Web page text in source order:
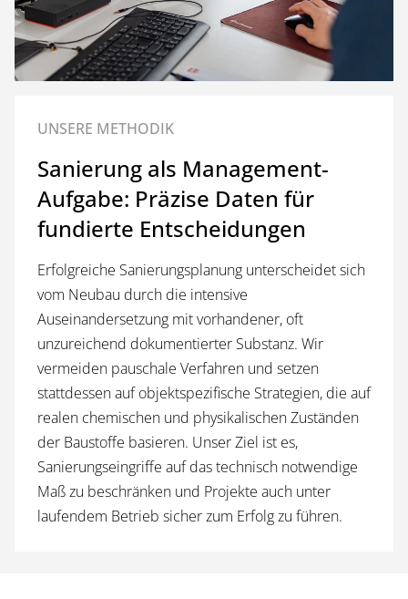
UNSERE METHODIK
Sanierung als Management-
Aufgabe: Präzise Daten für
fundierte Entscheidungen
Erfolgreiche Sanierungsplanung unterscheidet sich
vom Neubau durch die intensive
Auseinandersetzung mit vorhandener, oft
unzureichend dokumentierter Substanz. Wir
vermeiden pauschale Verfahren und setzen
stattdessen auf objektspezifische Strategien, die auf
realen chemischen und physikalischen Zuständen
der Baustoffe basieren. Unser Ziel ist es,
Sanierungseingriffe auf das technisch notwendige
Maß zu beschränken und Projekte auch unter
laufendem Betrieb sicher zum Erfolg zu führen.